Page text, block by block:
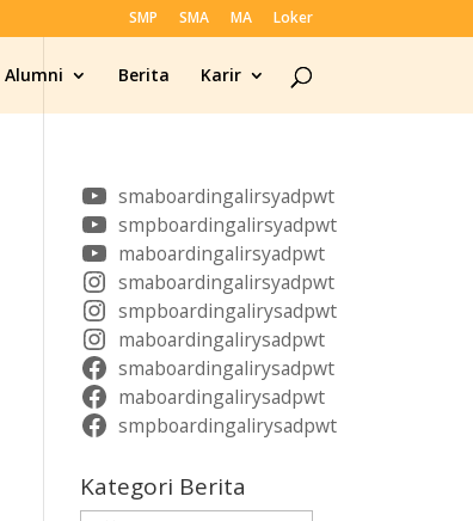
SMP SMA MA Loker
Alumni Berita Karir
smaboardingalirsyadpwt
smpboardingalirsyadpwt
maboardingalirsyadpwt
smaboardingalirsyadpwt
smpboardingalirysadpwt
maboardingalirysadpwt
smaboardingalirysadpwt
maboardingalirysadpwt
smpboardingalirysadpwt
Kategori Berita